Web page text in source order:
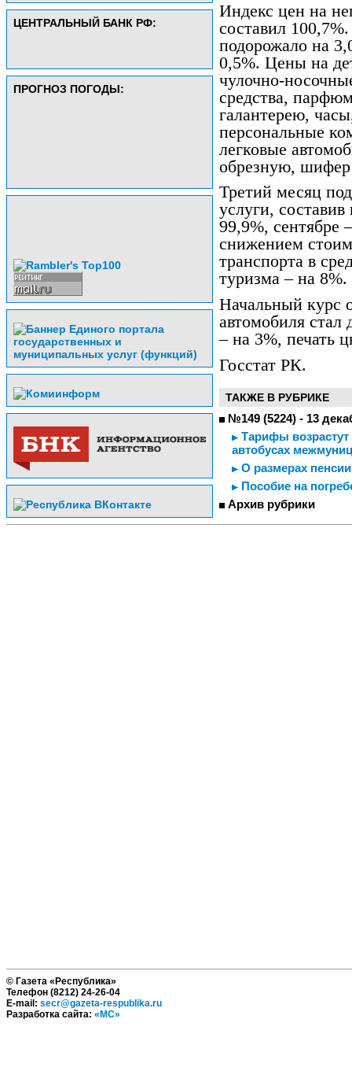
ЦЕНТРАЛЬНЫЙ БАНК РФ:
ПРОГНОЗ ПОГОДЫ:
Индекс цен на
составил
подорожало на
0,5%. Цены на
чулочно-
средства,
галантерею,
персональные
легковые
обрезную,
Третий месяц
услуги,
99,9%, сентябре
снижением
транспорта в
туризма – на 8%.
Начальный курс
автомобиля
– на 3%, печать
Госстат РК.
ТАКЖЕ В РУБРИКЕ
№149 (5224) - 13
Тарифы
автобусах
О размерах
Пособие на
Архив рубрики
© Газета «Республика»
Телефон (8212) 24-26-04
E-mail: secr@gazeta-respublika.ru
Разработка сайта: «МС»